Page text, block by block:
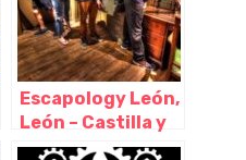
Escapology León,
León – Castilla y
León